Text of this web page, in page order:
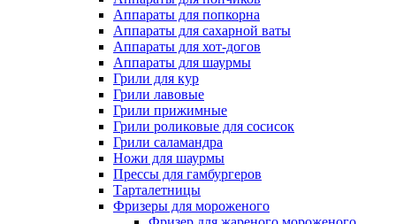
Аппараты для попкорна
Аппараты для сахарной ваты
Аппараты для хот-догов
Аппараты для шаурмы
Грили для кур
Грили лавовые
Грили прижимные
Грили роликовые для сосисок
Грили саламандра
Ножи для шаурмы
Прессы для гамбургеров
Тарталетницы
Фризеры для мороженого